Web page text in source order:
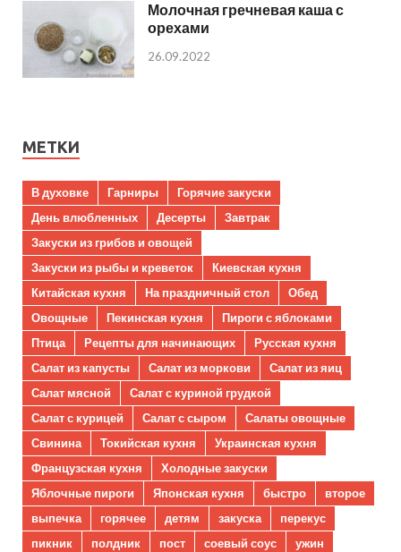
Молочная гречневая каша с
орехами
26.09.2022
МЕТКИ
В духовке Гарниры
Горячие закуски
День влюбленных
Десерты
Завтрак
Закуски из грибов и овощей
Закуски из рыбы и креветок
Киевская кухня
Китайская кухня
На праздничный стол
Обед
Овощные
Пекинская кухня
Пироги с яблоками
Птица
Рецепты для начинающих
Русская кухня
Салат из капусты
Салат из моркови
Салат из яиц
Салат мясной
Салат с куриной грудкой
Салат с курицей
Салат с сыром
Салаты овощные
Свинина
Токийская кухня
Украинская кухня
Французская кухня
Холодные закуски
Яблочные пироги
Японская кухня быстро
второе
выпечка
горячее детям закуска
перекус
пикник
полдник пост соевый соус ужин